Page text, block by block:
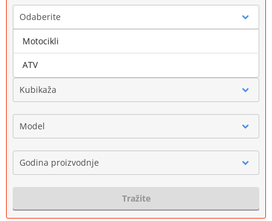
Odaberite
Marka
Kubikaža
Model
Godina proizvodnje
Tražite
Motocikli
ATV